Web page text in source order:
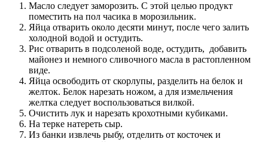
Масло следует заморозить. С этой целью продукт
поместить на пол часика в морозильник.
Яйца отварить около десяти минут, после чего залить
холодной водой и остудить.
Рис отварить в подсоленой воде, остудить, добавить
майонез и немного сливочного масла в растопленном
виде.
Яйца освободить от скорлупы, разделить на белок и
желток. Белок нарезать ножом, а для измельчения
желтка следует воспользоваться вилкой.
Очистить лук и нарезать крохотными кубиками.
На терке натереть сыр.
Из банки извлечь рыбу, отделить от косточек и